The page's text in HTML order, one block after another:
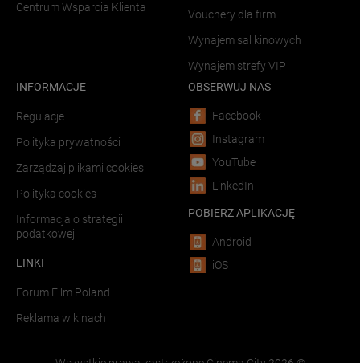
Centrum Wsparcia Klienta
Vouchery dla firm
Wynajem sal kinowych
Wynajem strefy VIP
INFORMACJE
Regulacje
Polityka prywatności
Zarządzaj plikami cookies
Polityka cookies
Informacja o strategii
podatkowej
LINKI
Forum Film Poland
Reklama w kinach
OBSERWUJ NAS
Facebook
Instagram
YouTube
LinkedIn
POBIERZ APLIKACJĘ
Android
iOS